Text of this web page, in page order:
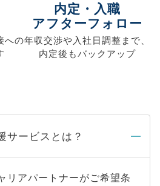
への
内定・入職
アフターフォロー
年収交渉や入社日調整まで、
内定後もバックアップ
サービスとは？
リアパートナーがご希望条